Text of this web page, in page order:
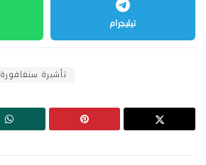
تيليجرام
تأشيرة سنغافورة